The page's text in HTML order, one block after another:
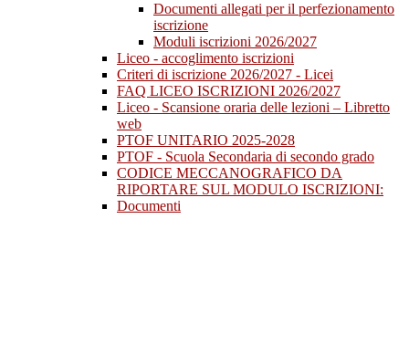
Documenti allegati per il perfezionamento
iscrizione
Moduli iscrizioni 2026/2027
Liceo - accoglimento iscrizioni
Criteri di iscrizione 2026/2027 - Licei
FAQ LICEO ISCRIZIONI 2026/2027
Liceo - Scansione oraria delle lezioni – Libretto
web
PTOF UNITARIO 2025-2028
PTOF - Scuola Secondaria di secondo grado
CODICE MECCANOGRAFICO DA
RIPORTARE SUL MODULO ISCRIZIONI:
Documenti